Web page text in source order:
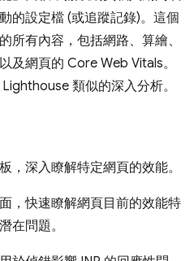
的設定檔 (或追蹤記錄)。這個
所有內容，包括網路、算繪、
及網頁的 Core Web Vitals。
類似的深入分析。
，深入瞭解特定網頁的效能。
，快速瞭解網頁目前的效能特
在問題。